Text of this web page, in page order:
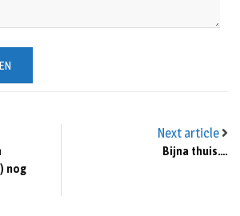
nog
Next article
Bijna thuis….